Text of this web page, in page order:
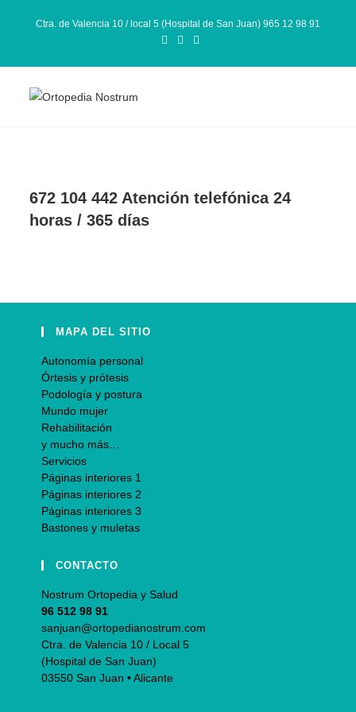
Ctra. de Valencia 10 / local 5 (Hospital de San Juan) 965 12 98 91
672 104 442 Atención telefónica 24
horas / 365 días
MAPA DEL SITIO
Autonomía personal
Órtesis y prótesis
Podología y postura
Mundo mujer
Rehabilitación
y mucho más…
Servicios
Páginas interiores 1
Páginas interiores 2
Páginas interiores 3
Bastones y muletas
CONTACTO
Nostrum Ortopedia y Salud
96 512 98 91
sanjuan@ortopedianostrum.com
Ctra. de Valencia 10 / Local 5
(Hospital de San Juan)
03550 San Juan • Alicante